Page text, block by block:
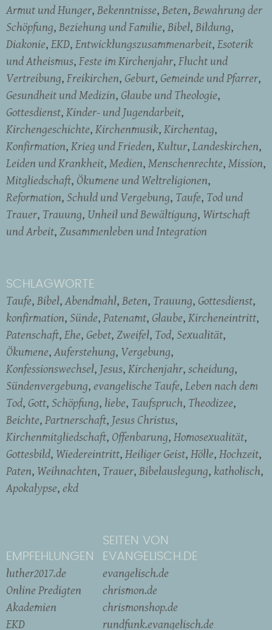
Armut und Hunger Bekenntnisse Beten Bewahrung der
Schöpfung Beziehung und Familie Bibel Bildung
Diakonie EKD Entwicklungszusammenarbeit Esoterik
und Atheismus Feste im Kirchenjahr Flucht und
Vertreibung Freikirchen Geburt Gemeinde und Pfarrer
Gesundheit und Medizin Glaube und Theologie
Gottesdienst Kinder- und Jugendarbeit
Kirchengeschichte Kirchenmusik Kirchentag
Konfirmation Krieg und Frieden Kultur Landeskirchen
Leiden und Krankheit Medien Menschenrechte Mission
Mitgliedschaft Ökumene und Weltreligionen
Reformation Schuld und Vergebung Taufe Tod und
Trauer Trauung Unheil und Bewältigung Wirtschaft
und Arbeit Zusammenleben und Integration
SCHLAGWORTE
Taufe Bibel Abendmahl Beten Trauung Gottesdienst
konfirmation Sünde Patenamt Glaube Kircheneintritt
Patenschaft Ehe Gebet Zweifel Tod Sexualität
Ökumene Auferstehung Vergebung
Konfessionswechsel Jesus Kirchenjahr scheidung
Sündenvergebung evangelische Taufe Leben nach dem
Tod Gott Schöpfung liebe Taufspruch Theodizee
Beichte Partnerschaft Jesus Christus
Kirchenmitgliedschaft Offenbarung Homosexualität
Gottesbild Wiedereintritt Heiliger Geist Hölle Hochzeit
Paten Weihnachten Trauer Bibelauslegung katholisch
Apokalypse ekd
EMPFEHLUNGEN
luther2017.de
Online Predigten
Akademien
EKD
SEITEN VON
EVANGELISCH.DE
evangelisch.de
chrismon.de
chrismonshop.de
rundfunk.evangelisch.de